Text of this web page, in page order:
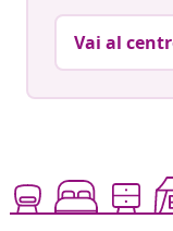
Vai al